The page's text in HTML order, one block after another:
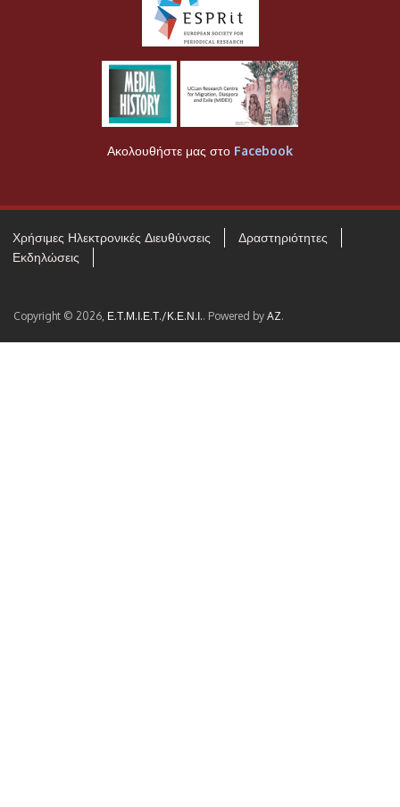
Ακολουθήστε μας στο Facebook
Χρήσιμες Ηλεκτρονικές Διευθύνσεις
Δραστηριότητες
Εκδηλώσεις
Copyright © 2026, Ε.Τ.Μ.Ι.Ε.Τ./Κ.Ε.Ν.Ι.. Powered by AZ.